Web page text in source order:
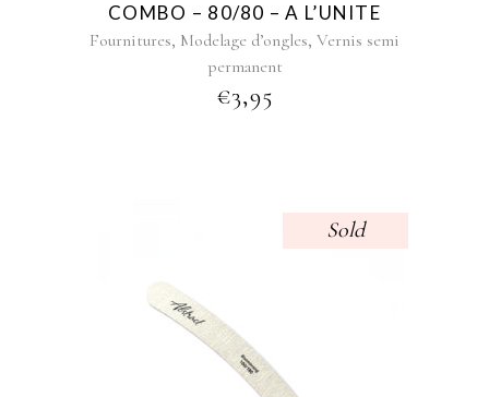
COMBO – 80/80 – A L’UNITE
Fournitures, Modelage d’ongles, Vernis semi
permanent
€3,95
Sold